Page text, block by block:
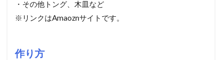
・その他トング、木皿など
※リンクはAmaoznサイトです。
作り方